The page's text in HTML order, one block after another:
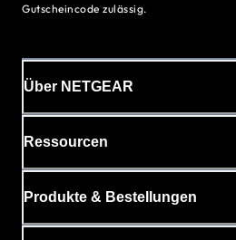
Gutscheincode zulässig.
Über NETGEAR
Ressourcen
Produkte & Bestellungen